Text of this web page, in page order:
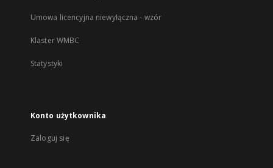
Umowa licencyjna niewyłączna - wzór
Klaster WMBC
Statystyki
Konto użytkownika
Zaloguj się